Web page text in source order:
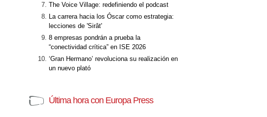
The Voice Village: redefiniendo el podcast
La carrera hacia los Óscar como estrategia:
lecciones de 'Sirât'
8 empresas pondrán a prueba la
“conectividad crítica” en ISE 2026
‘Gran Hermano’ revoluciona su realización en
un nuevo plató
Última hora con Europa Press